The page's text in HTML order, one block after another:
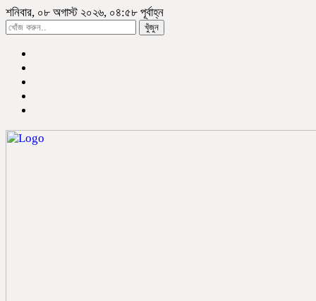
শনিবার, ০৮ অগাস্ট ২০২৬, ০৪:৫৮ পূর্বাহ্ন
খুঁজুন